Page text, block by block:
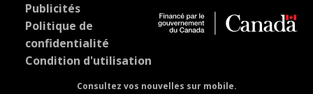
Publicités
Politique de
confidentialité
Condition d'utilisation
Consultez vos nouvelles sur mobile.